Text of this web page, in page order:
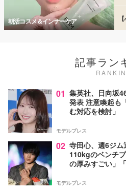
朝活コスメ＆インナーケア
記事ラン
01 集英社、日向坂
発表 注意喚起も
む対応を検討」
モデルプレス
02 寺田心、週6ジ
110kgのベンチ
の厚みすごい」
モデルプレス